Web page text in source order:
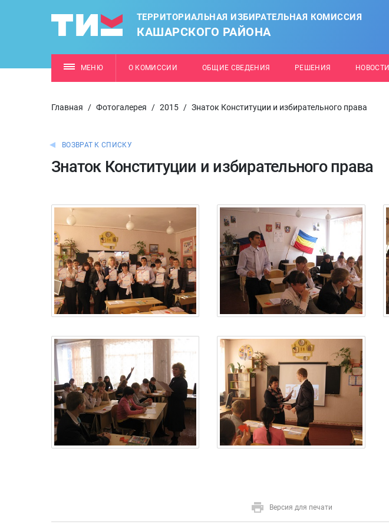
ТЕРРИТОРИАЛЬНАЯ ИЗБИРАТЕЛЬНАЯ КОМИССИЯ
КАШАРСКОГО РАЙОНА
МЕНЮ О КОМИССИИ ОБЩИЕ СВЕДЕНИЯ РЕШЕНИЯ НОВОСТИ
Главная / Фотогалерея / 2015 / Знаток Конституции и избирательного права
ВОЗВРАТ К СПИСКУ
Знаток Конституции и избирательного права
Версия для печати